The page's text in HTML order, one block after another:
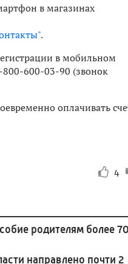
в магазинах
.
в мобильном
600-03-90 (звонок
оплачивать
4
родителям более
направлено почти 2